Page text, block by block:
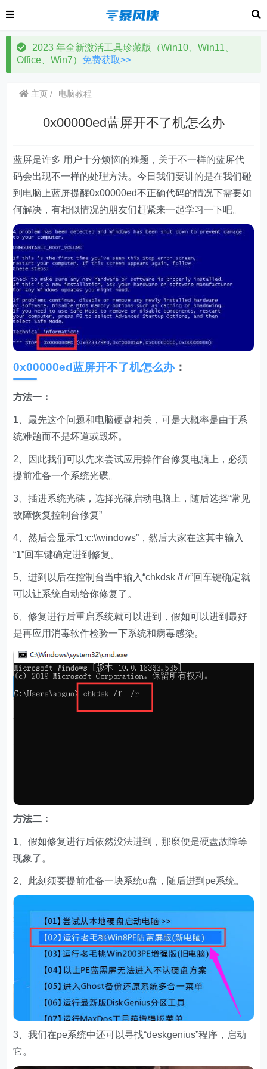
2023 年全新激活工具珍藏版（Win10、Win11、
Office、Win7） 免费获取>>
主页 电脑教程
0x00000ed蓝屏开不了机怎么办
蓝屏是许多 用户十分烦恼的难题，关于不一样的蓝屏代
码会出现不一样的处理方法。今日我们要讲的是在我们碰
到电脑上蓝屏提醒0x00000ed不正确代码的情况下需要如
何解决，有相似情况的朋友们赶紧来一起学习一下吧。
0x00000ed蓝屏开不了机怎么办：
方法一：
1、最先这个问题和电脑硬盘相关，可是大概率是由于系
统难题而不是坏道或毁坏。
2、因此我们可以先来尝试应用操作台修复电脑上，必须
提前准备一个系统光碟。
3、插进系统光碟，选择光碟启动电脑上，随后选择“常见
故障恢复控制台修复”
4、然后会显示“1:c:\\windows”，然后大家在这其中输入
“1”回车键确定进到修复。
5、进到以后在控制台当中输入“chkdsk /f /r”回车键确定就
可以让系统自动给你修复了。
6、修复进行后重启系统就可以进到，假如可以进到最好
是再应用消毒软件检验一下系统和病毒感染。
方法二：
1、假如修复进行后依然没法进到，那麼便是硬盘故障等
现象了。
2、此刻须要提前准备一块系统u盘，随后进到pe系统。
3、我们在pe系统中还可以寻找“deskgenius”程序，启动
它。